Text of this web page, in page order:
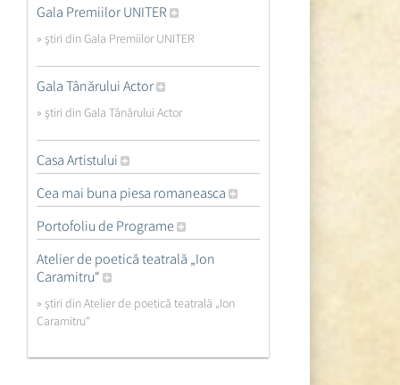
Gala Premiilor UNITER
» ştiri din Gala Premiilor UNITER
Gala Tânărului Actor
» ştiri din Gala Tânărului Actor
Casa Artistului
Cea mai buna piesa romaneasca
Portofoliu de Programe
Atelier de poetică teatrală „Ion
Caramitru“
» ştiri din Atelier de poetică teatrală „Ion
Caramitru“